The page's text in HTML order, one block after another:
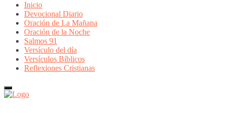
Inicio
Devocional Diario
Oración de La Mañana
Oración de la Noche
Salmos 91
Versículo del día
Versículos Bíblicos
Reflexiones Cristianas